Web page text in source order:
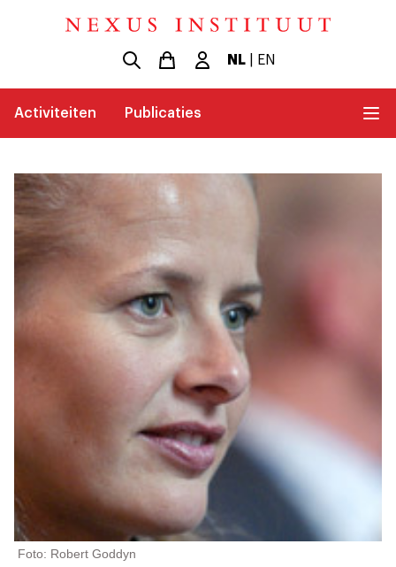
NL| EN
Activiteiten Publicaties
Foto: Robert Goddyn